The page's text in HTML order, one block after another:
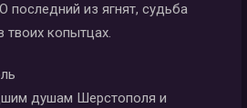
последний из ягнят, судьба
твоих копытцах.
душам Шерстополя и